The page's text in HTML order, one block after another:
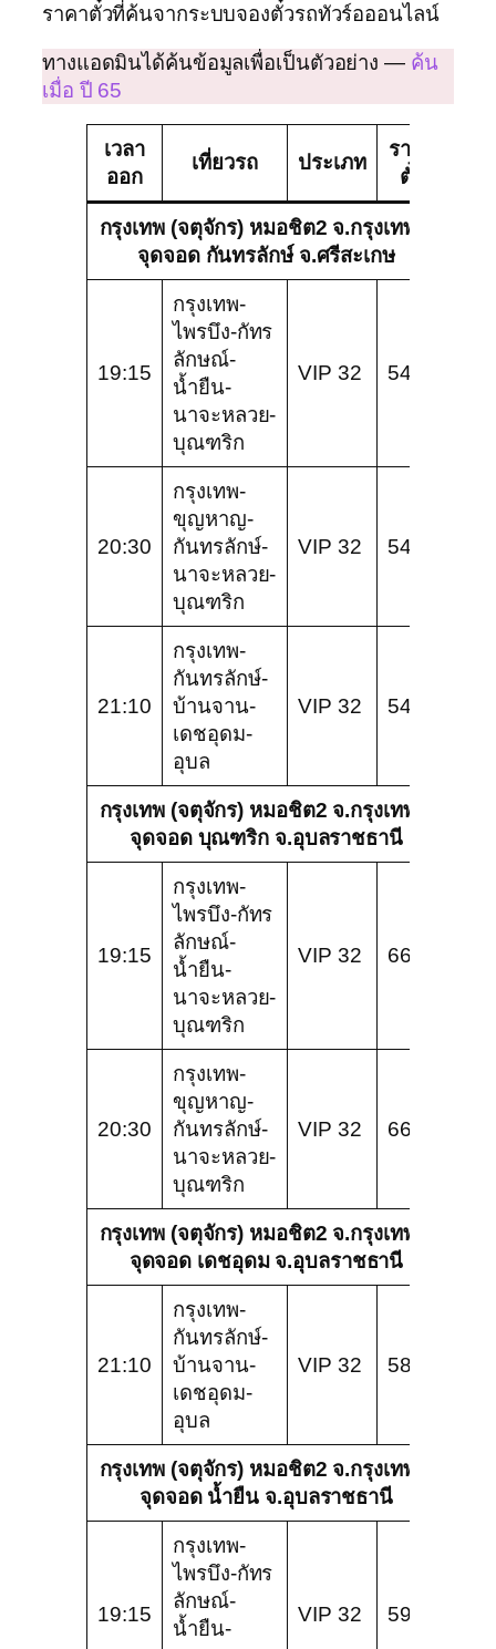
ราคาตั๋วที่ค้นจากระบบจองตั๋วรถทัวร์อออนไลน์
ทางแอดมินได้ค้นข้อมูลเพื่อเป็นตัวอย่าง — ค้น
เมื่อ ปี 65
เวลา
ออก
เที่ยวรถ ประเภท
ราคา
ตั๋ว
กรุงเทพ (จตุจักร) หมอชิต2 จ.กรุงเทพ –
จุดจอด กันทรลักษ์ จ.ศรีสะเกษ
19:15
กรุงเทพ-
ไพรบึง-กัทร
ลักษณ์-
น้ำยืน-
นาจะหลวย-
บุณฑริก
VIP 32 540
20:30
กรุงเทพ-
ขุญหาญ-
กันทรลักษ์-
นาจะหลวย-
บุณฑริก
VIP 32 540
21:10
กรุงเทพ-
กันทรลักษ์-
บ้านจาน-
เดชอุดม-
อุบล
VIP 32 540
กรุงเทพ (จตุจักร) หมอชิต2 จ.กรุงเทพ –
จุดจอด บุณฑริก จ.อุบลราชธานี
19:15
กรุงเทพ-
ไพรบึง-กัทร
ลักษณ์-
น้ำยืน-
นาจะหลวย-
บุณฑริก
VIP 32 666
20:30
กรุงเทพ-
ขุญหาญ-
กันทรลักษ์-
นาจะหลวย-
บุณฑริก
VIP 32 666
กรุงเทพ (จตุจักร) หมอชิต2 จ.กรุงเทพ –
จุดจอด เดชอุดม จ.อุบลราชธานี
21:10
กรุงเทพ-
กันทรลักษ์-
บ้านจาน-
เดชอุดม-
อุบล
VIP 32 588
กรุงเทพ (จตุจักร) หมอชิต2 จ.กรุงเทพ –
จุดจอด น้ำยืน จ.อุบลราชธานี
19:15
กรุงเทพ-
ไพรบึง-กัทร
ลักษณ์-
น้ำยืน-
VIP 32 599